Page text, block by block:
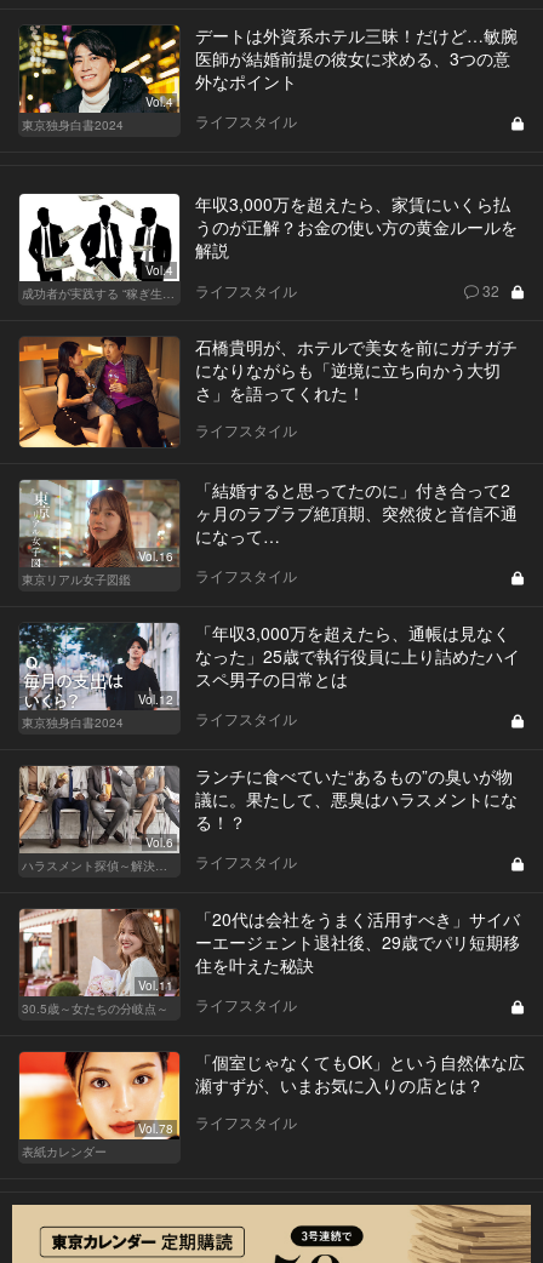
Vol.4
東京独身白書2024
デートは外資系ホテル三昧！だけど…敏腕
医師が結婚前提の彼女に求める、3つの意
外なポイント
ライフスタイル
Vol.4
成功者が実践する “稼ぎ生活”
年収3,000万を超えたら、家賃にいくら払
うのが正解？お金の使い方の黄金ルールを
解説
ライフスタイル 32
石橋貴明が、ホテルで美女を前にガチガチ
になりながらも「逆境に立ち向かう大切
さ」を語ってくれた！
ライフスタイル
Vol.16
東京リアル女子図鑑
「結婚すると思ってたのに」付き合って2
ヶ月のラブラブ絶頂期、突然彼と音信不通
になって…
ライフスタイル
Vol.12
東京独身白書2024
「年収3,000万を超えたら、通帳は見なく
なった」25歳で執行役員に上り詰めたハイ
スペ男子の日常とは
ライフスタイル
Vol.6
ハラスメント探偵～解決編～
ランチに食べていた“あるもの”の臭いが物
議に。果たして、悪臭はハラスメントにな
る！？
ライフスタイル
Vol.11
30.5歳～女たちの分岐点～
「20代は会社をうまく活用すべき」サイバ
ーエージェント退社後、29歳でパリ短期移
住を叶えた秘訣
ライフスタイル
Vol.78
表紙カレンダー
「個室じゃなくてもOK」という自然体な広
瀬すずが、いまお気に入りの店とは？
ライフスタイル